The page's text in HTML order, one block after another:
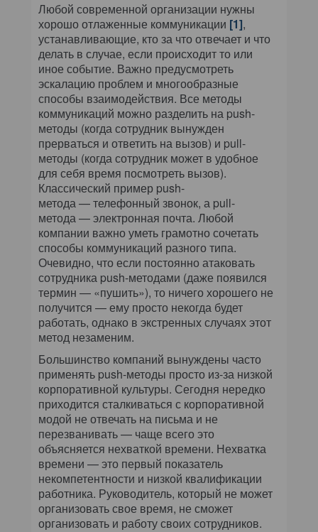
Любой современной организации нужны
хорошо отлаженные коммуникации [1],
устанавливающие, кто за что отвечает и что
делать в случае, если происходит то или
иное событие. Важно предусмотреть
эскалацию проблем и многообразные
способы взаимодействия. Все методы
коммуникаций можно разделить на push-
методы (когда сотрудник вынужден
прерваться и ответить на вызов) и pull-
методы (когда сотрудник может в удобное
для себя время посмотреть вызов).
Классический пример push-
метода — телефонный звонок, а pull-
метода — электронная почта. Любой
компании важно уметь грамотно сочетать
способы коммуникаций разного типа.
Очевидно, что если постоянно атаковать
сотрудника push-методами (даже появился
термин — «пушить»), то ничего хорошего не
получится — ему просто некогда будет
работать, однако в экстренных случаях этот
метод незаменим.
Большинство компаний вынуждены часто
применять push-методы просто из-за низкой
корпоративной культуры. Сегодня нередко
приходится сталкиваться с корпоративной
модой не отвечать на письма и не
перезванивать — чаще всего это
объясняется нехваткой времени. Нехватка
времени — это первый показатель
некомпетентности и низкой квалификации
работника. Руководитель, который не может
организовать свое время, не сможет
организовать и работу своих сотрудников.